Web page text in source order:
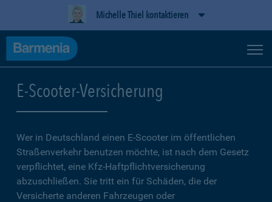
Michelle Thiel kontaktieren
E-Scooter-Versicherung
Wer in Deutschland einen E-Scooter im öffentlichen
Straßenverkehr benutzen möchte, ist nach dem Gesetz
verpflichtet, eine Kfz-Haftpflichtversicherung
abzuschließen. Sie tritt ein für Schäden, die der
Versicherte anderen Fahrzeugen oder